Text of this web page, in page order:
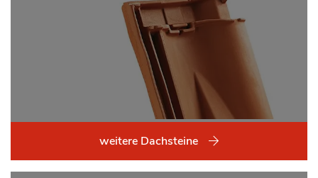
weitere Dachsteine